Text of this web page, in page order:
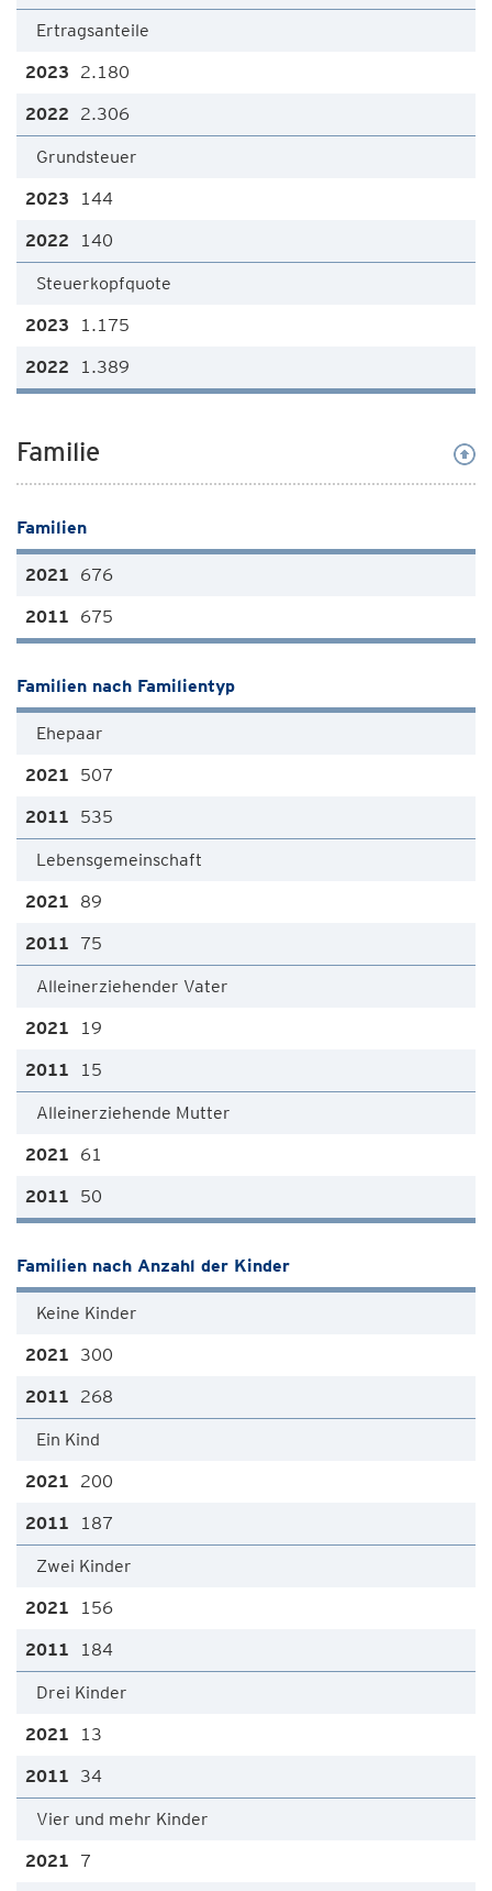
Ertragsanteile
2.180
2.306
Grundsteuer
144
140
Steuerkopfquote
1.175
1.389
Familie
Familien
676
675
Familien nach Familientyp
Ehepaar
507
535
Lebensgemeinschaft
89
75
Alleinerziehender Vater
19
15
Alleinerziehende Mutter
61
50
Familien nach Anzahl der Kinder
Keine Kinder
300
268
Ein Kind
200
187
Zwei Kinder
156
184
Drei Kinder
13
34
Vier und mehr Kinder
7